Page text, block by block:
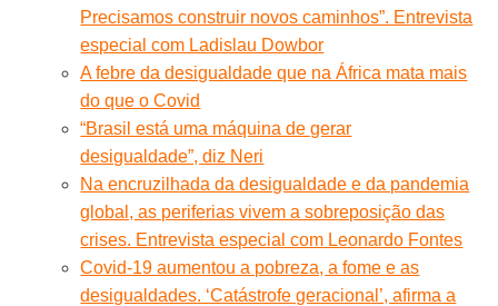
Precisamos construir novos caminhos”. Entrevista
especial com Ladislau Dowbor
A febre da desigualdade que na África mata mais
do que o Covid
“Brasil está uma máquina de gerar
desigualdade”, diz Neri
Na encruzilhada da desigualdade e da pandemia
global, as periferias vivem a sobreposição das
crises. Entrevista especial com Leonardo Fontes
Covid-19 aumentou a pobreza, a fome e as
desigualdades. ‘Catástrofe geracional’, afirma a